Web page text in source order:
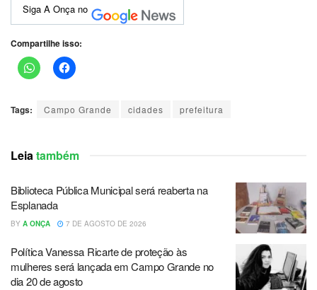
Siga A Onça no
Compartilhe isso:
Tags: Campo Grande cidades prefeitura
Leiatambém
Biblioteca Pública Municipal será reaberta na
Esplanada
BY A ONÇA 7 DE AGOSTO DE 2026
Política Vanessa Ricarte de proteção às
mulheres será lançada em Campo Grande no
dia 20 de agosto